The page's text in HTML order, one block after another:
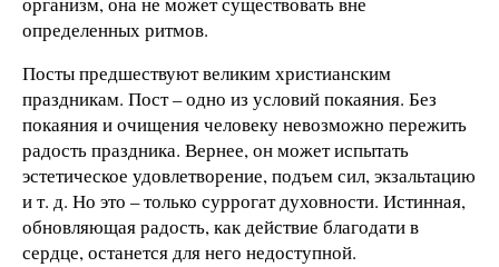
определенных ритмов.
Посты предшествуют великим христианским
праздникам. Пост – одно из условий покаяния. Без
покаяния и очищения человеку невозможно пережить
радость праздника. Вернее, он может испытать
эстетическое удовлетворение, подъем сил, экзальтацию
и т. д. Но это – только суррогат духовности. Истинная,
обновляющая радость, как действие благодати в
сердце, останется для него недоступной.